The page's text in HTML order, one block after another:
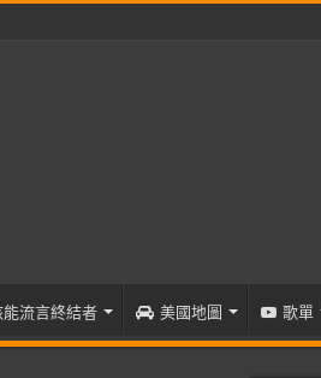
能流言終結者 美國地圖 歌單